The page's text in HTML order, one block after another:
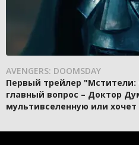
AVENGERS: DOOMSDAY
Первый трейлер
главный вопрос – Доктор
мультивселенную или